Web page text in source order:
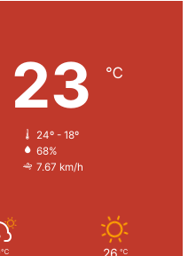
23 ℃
24º - 18º
68%
7.67 km/h
℃ 26 ℃